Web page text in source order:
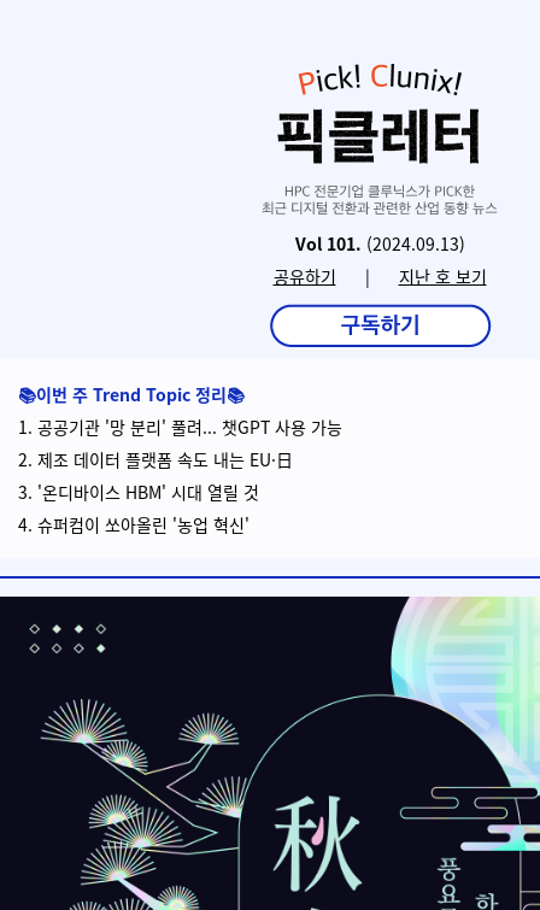
Vol 101. (2024.09.13)
공유하기 | 지난 호 보기
📚이번 주 Trend Topic 정리📚
1. 공공기관 '망 분리' 풀려... 챗GPT 사용 가능
2. 제조 데이터 플랫폼 속도 내는 EU·日
3. '온디바이스 HBM' 시대 열릴 것
4. 슈퍼컴이 쏘아올린 '농업 혁신'